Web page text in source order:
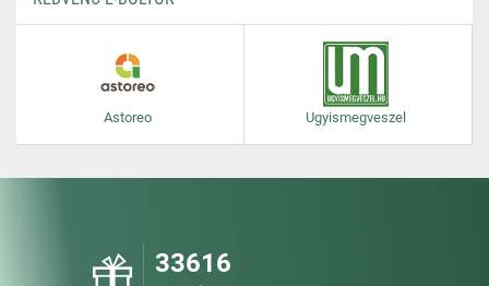
Astoreo Ugyismegveszel
33616